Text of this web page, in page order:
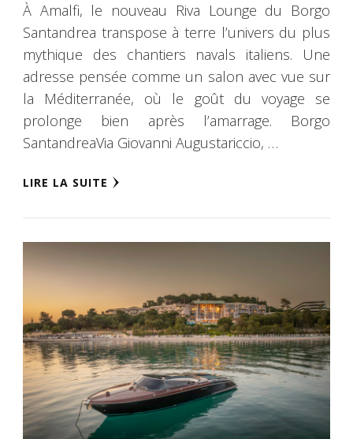
À Amalfi, le nouveau Riva Lounge du Borgo
Santandrea transpose à terre l’univers du plus
mythique des chantiers navals italiens. Une
adresse pensée comme un salon avec vue sur
la Méditerranée, où le goût du voyage se
prolonge bien après l’amarrage. Borgo
SantandreaVia Giovanni Augustariccio, …
LIRE LA SUITE